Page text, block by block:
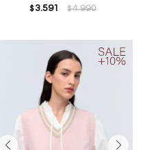
$ 3.591 $4.990